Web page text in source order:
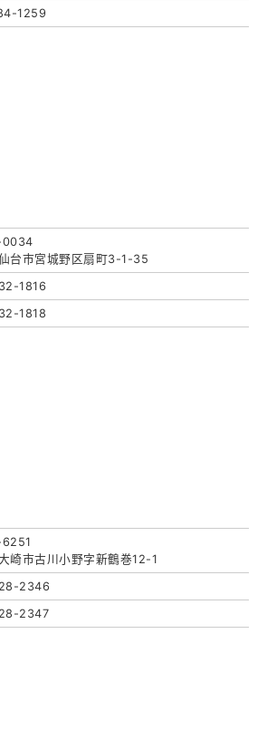
1259
0034
台市宮城野区扇町3-1-35
1816
1818
崎市古川小野字新鶴巻12-1
2346
2347